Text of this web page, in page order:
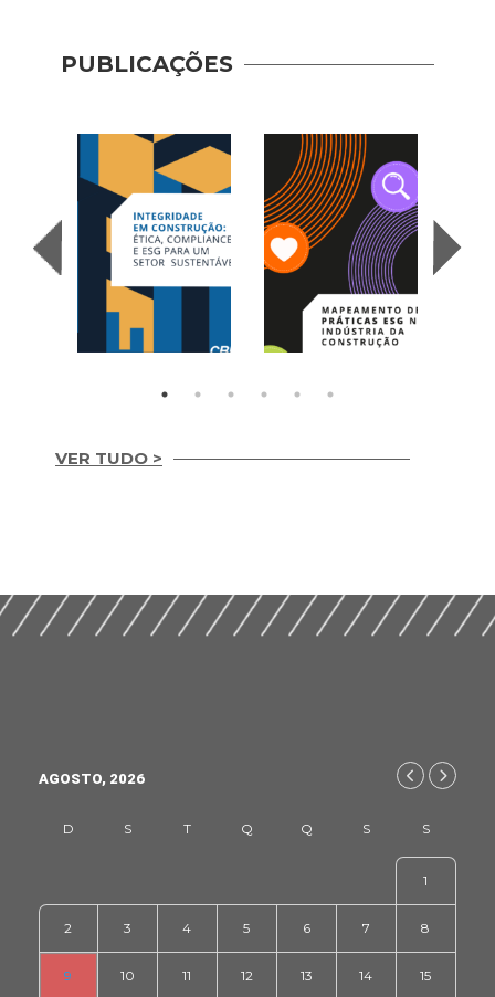
PUBLICAÇÕES
VER TUDO >
AGOSTO, 2026
1
2 3 4 5 6 7 8
9 10 11 12 13 14 15